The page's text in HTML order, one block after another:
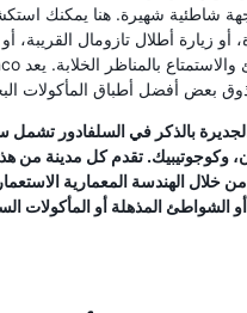
شاطئية شهيرة. هنا يمكنك
أو زيارة أطلال تازومال القريبة،
بعض أفضل أطباق المأكولات
بالذكر في السلفادور
وكوجوتيبيك. تقدم كل مدينة من
خلال الهندسة المعمارية
أو الشواطئ المذهلة أو المأكولات